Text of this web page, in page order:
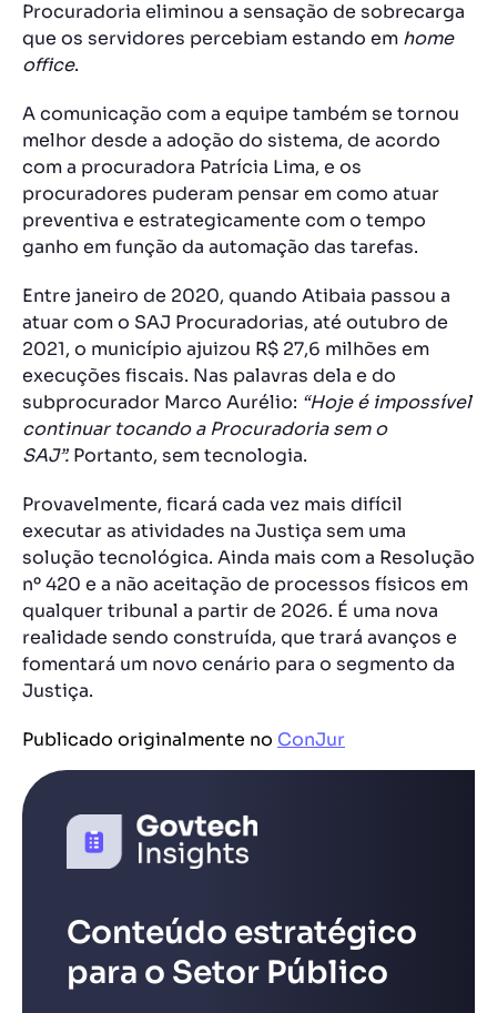
Procuradoria eliminou a sensação de sobrecarga
que os servidores percebiam estando em home
office.
A comunicação com a equipe também se tornou
melhor desde a adoção do sistema, de acordo
com a procuradora Patrícia Lima, e os
procuradores puderam pensar em como atuar
preventiva e estrategicamente com o tempo
ganho em função da automação das tarefas.
Entre janeiro de 2020, quando Atibaia passou a
atuar com o SAJ Procuradorias, até outubro de
2021, o município ajuizou R$ 27,6 milhões em
execuções fiscais. Nas palavras dela e do
subprocurador Marco Aurélio: “Hoje é impossível
continuar tocando a Procuradoria sem o
SAJ”. Portanto, sem tecnologia.
Provavelmente, ficará cada vez mais difícil
executar as atividades na Justiça sem uma
solução tecnológica. Ainda mais com a Resolução
nº 420 e a não aceitação de processos físicos em
qualquer tribunal a partir de 2026. É uma nova
realidade sendo construída, que trará avanços e
fomentará um novo cenário para o segmento da
Justiça.
Publicado originalmente no ConJur
Conteúdo estratégico
para o Setor Público